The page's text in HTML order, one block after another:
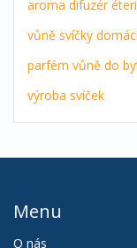
aroma difuzér
vůně svíčky
parfém vůně do
výroba svíček
Menu
O nás